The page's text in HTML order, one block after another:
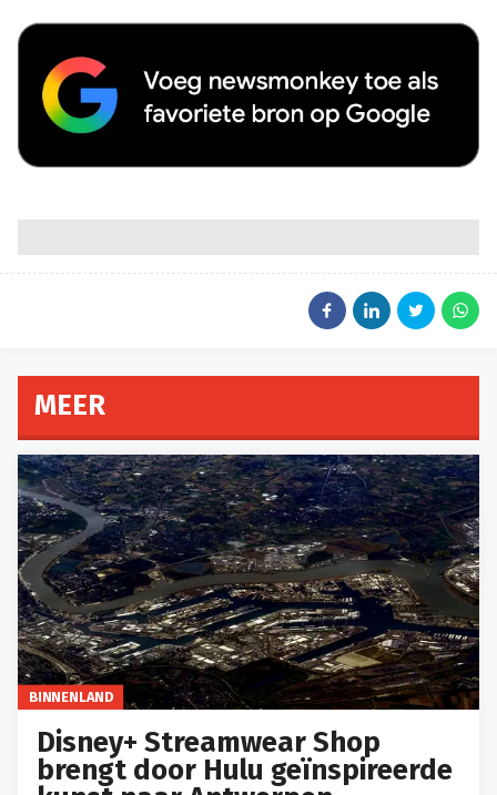
MEER
BINNENLAND
Disney+ Streamwear Shop
brengt door Hulu geïnspireerde